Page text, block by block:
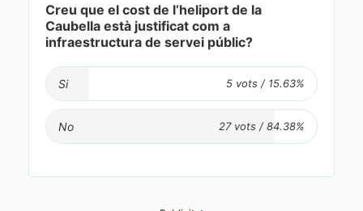
Creu que el cost de l’heliport de la
Caubella està justificat com a
infraestructura de servei públic?
Si
No